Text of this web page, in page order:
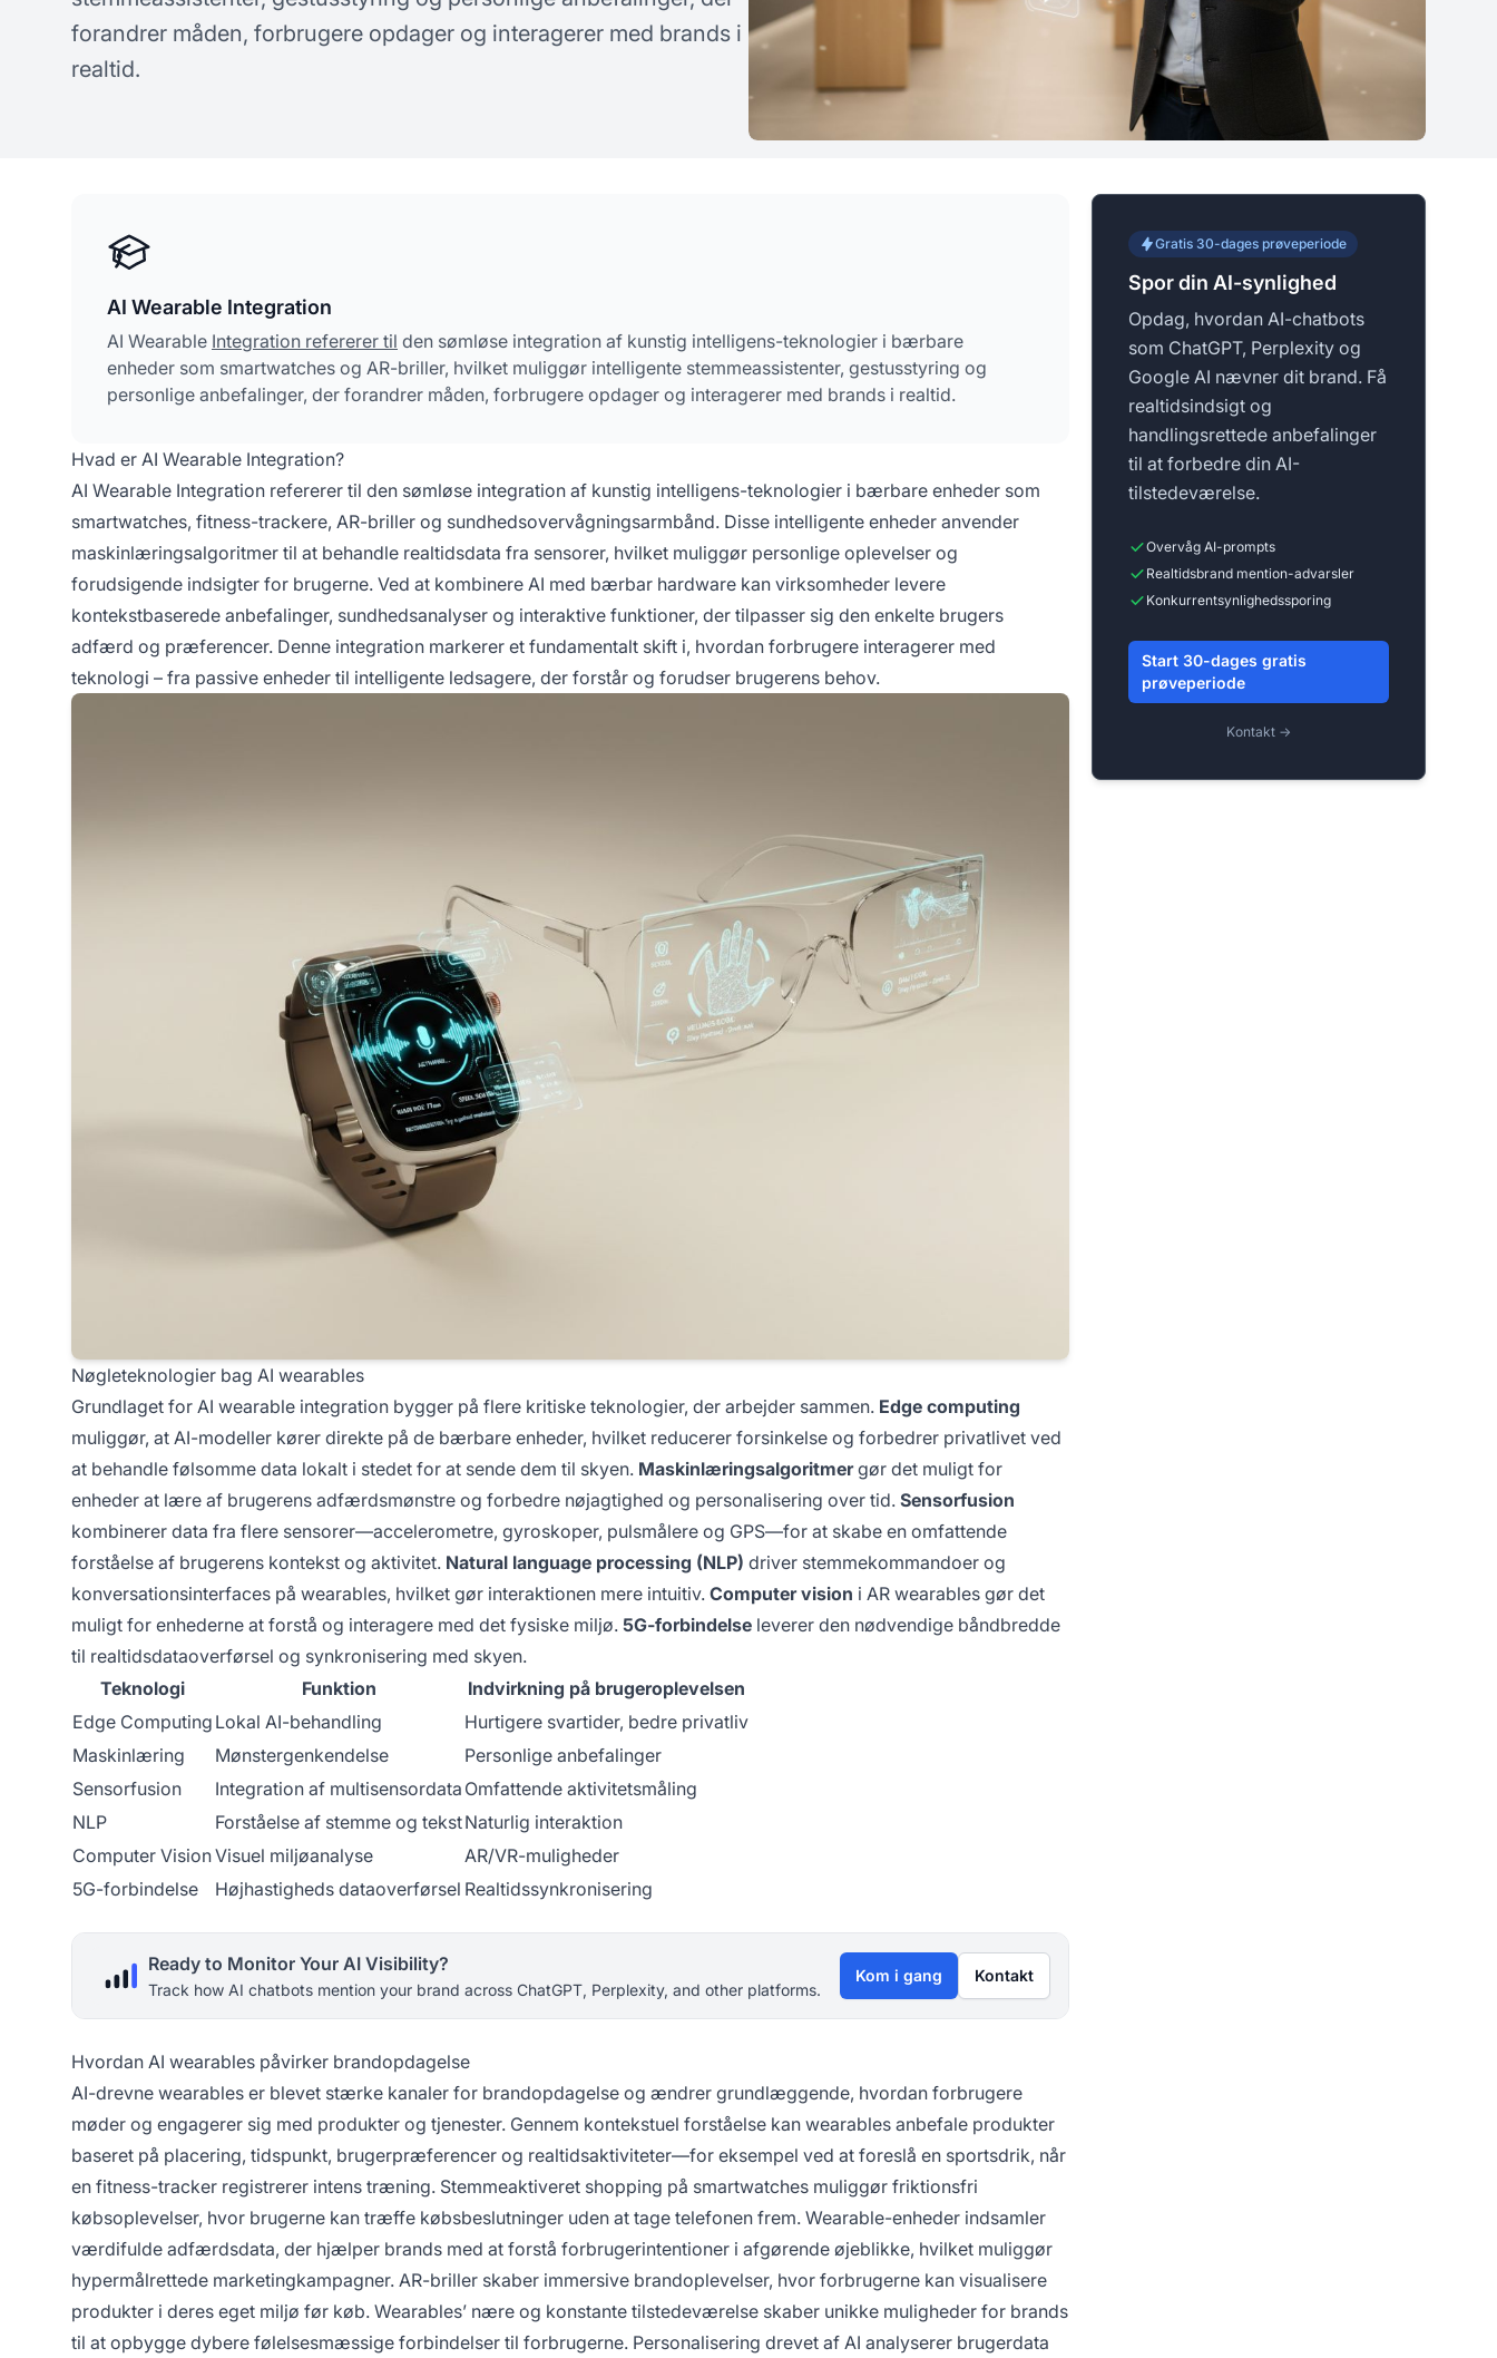
forandrer måden, forbrugere opdager og interagerer med brands i
realtid.
AI Wearable Integration
AI Wearable Integration refererer til den sømløse integration af kunstig intelligens-teknologier i bærbare
enheder som smartwatches og AR-briller, hvilket muliggør intelligente stemmeassistenter, gestusstyring og
personlige anbefalinger, der forandrer måden, forbrugere opdager og interagerer med brands i realtid.
Hvad er AI Wearable Integration?
AI Wearable Integration refererer til den sømløse integration af kunstig intelligens-teknologier i bærbare enheder som
smartwatches, fitness-trackere, AR-briller og sundhedsovervågningsarmbånd. Disse intelligente enheder anvender
maskinlæringsalgoritmer til at behandle realtidsdata fra sensorer, hvilket muliggør personlige oplevelser og
forudsigende indsigter for brugerne. Ved at kombinere AI med bærbar hardware kan virksomheder levere
kontekstbaserede anbefalinger, sundhedsanalyser og interaktive funktioner, der tilpasser sig den enkelte brugers
adfærd og præferencer. Denne integration markerer et fundamentalt skift i, hvordan forbrugere interagerer med
teknologi – fra passive enheder til intelligente ledsagere, der forstår og forudser brugerens behov.
Nøgleteknologier bag AI wearables
Grundlaget for AI wearable integration bygger på flere kritiske teknologier, der arbejder sammen. Edge computing
muliggør, at AI-modeller kører direkte på de bærbare enheder, hvilket reducerer forsinkelse og forbedrer privatlivet ved
at behandle følsomme data lokalt i stedet for at sende dem til skyen. Maskinlæringsalgoritmergør det muligt for
enheder at lære af brugerens adfærdsmønstre og forbedre nøjagtighed og personalisering over tid. Sensorfusion
kombinerer data fra flere sensorer—accelerometre, gyroskoper, pulsmålere og GPS—for at skabe en omfattende
forståelse af brugerens kontekst og aktivitet. Natural language processing (NLP) driver stemmekommandoer og
konversationsinterfaces på wearables, hvilket gør interaktionen mere intuitiv. Computer vision i AR wearables gør det
muligt for enhederne at forstå og interagere med det fysiske miljø. 5G-forbindelse leverer den nødvendige båndbredde
til realtidsdataoverførsel og synkronisering med skyen.
Teknologi
Funktion
Indvirkning på brugeroplevelsen
Edge Computing Lokal AI-behandling
Hurtigere svartider, bedre privatliv
Maskinlæring
Mønstergenkendelse
Personlige anbefalinger
Sensorfusion
Integration af multisensordata Omfattende aktivitetsmåling
NLP
Forståelse af stemme og tekstNaturlig interaktion
Computer VisionVisuel miljøanalyse
AR/VR-muligheder
5G-forbindelse
Højhastigheds dataoverførsel Realtidssynkronisering
Ready to Monitor Your AI Visibility?
Track how AI chatbots mention your brand across ChatGPT, Perplexity, and other platforms.
Kom i gang Kontakt
Hvordan AI wearables påvirker brandopdagelse
AI-drevne wearables er blevet stærke kanaler for brandopdagelse og ændrer grundlæggende, hvordan forbrugere
møder og engagerer sig med produkter og tjenester. Gennem kontekstuel forståelse kan wearables anbefale produkter
baseret på placering, tidspunkt, brugerpræferencer og realtidsaktiviteter—for eksempel ved at foreslå en sportsdrik, når
en fitness-tracker registrerer intens træning. Stemmeaktiveret shopping på smartwatches muliggør friktionsfri
købsoplevelser, hvor brugerne kan træffe købsbeslutninger uden at tage telefonen frem. Wearable-enheder indsamler
værdifulde adfærdsdata, der hjælper brands med at forstå forbrugerintentioner i afgørende øjeblikke, hvilket muliggør
hypermålrettede marketingkampagner. AR-briller skaber immersive brandoplevelser, hvor forbrugerne kan visualisere
produkter i deres eget miljø før køb. Wearables’ nære og konstante tilstedeværelse skaber unikke muligheder for brands
til at opbygge dybere følelsesmæssige forbindelser til forbrugerne. Personalisering drevet af AI analyserer brugerdata
Gratis 30-dages prøveperiode
Spor din AI-synlighed
Opdag, hvordan AI-chatbots
som ChatGPT, Perplexity og
Google AI nævner dit brand. Få
realtidsindsigt og
handlingsrettede anbefalinger
til at forbedre din AI-
tilstedeværelse.
Overvåg AI-prompts
Realtidsbrand mention-advarsler
Konkurrentsynlighedssporing
Start 30-dages gratis
prøveperiode
Kontakt →